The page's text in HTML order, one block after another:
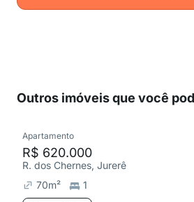
Outros imóveis que você
Apartamento
R$ 620.000
R. dos Chernes, Jurerê
70m²
1